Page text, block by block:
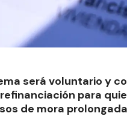
será voluntario y
para
de mora